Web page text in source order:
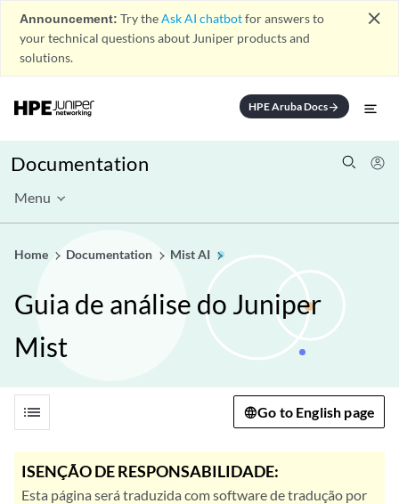
Announcement: Try theAsk AI chatbotfor answers to
your technical questions about Juniper products and
solutions.
close
HPE Aruba Docsarrow_forward
Documentation
Menu
Home Documentation Mist AI
Guia de análise do Juniper
Mist
list Go to English page
ISENÇÃO DE RESPONSABILIDADE:
Esta página será traduzida com software de tradução por